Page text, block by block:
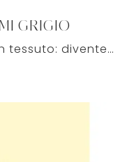
GRIGIO
0710601 con rivestimento in tessuto: diventerà presenza caratterizzante del tuo living, grazie a linee ben studiate, morbida imbottitura e ...